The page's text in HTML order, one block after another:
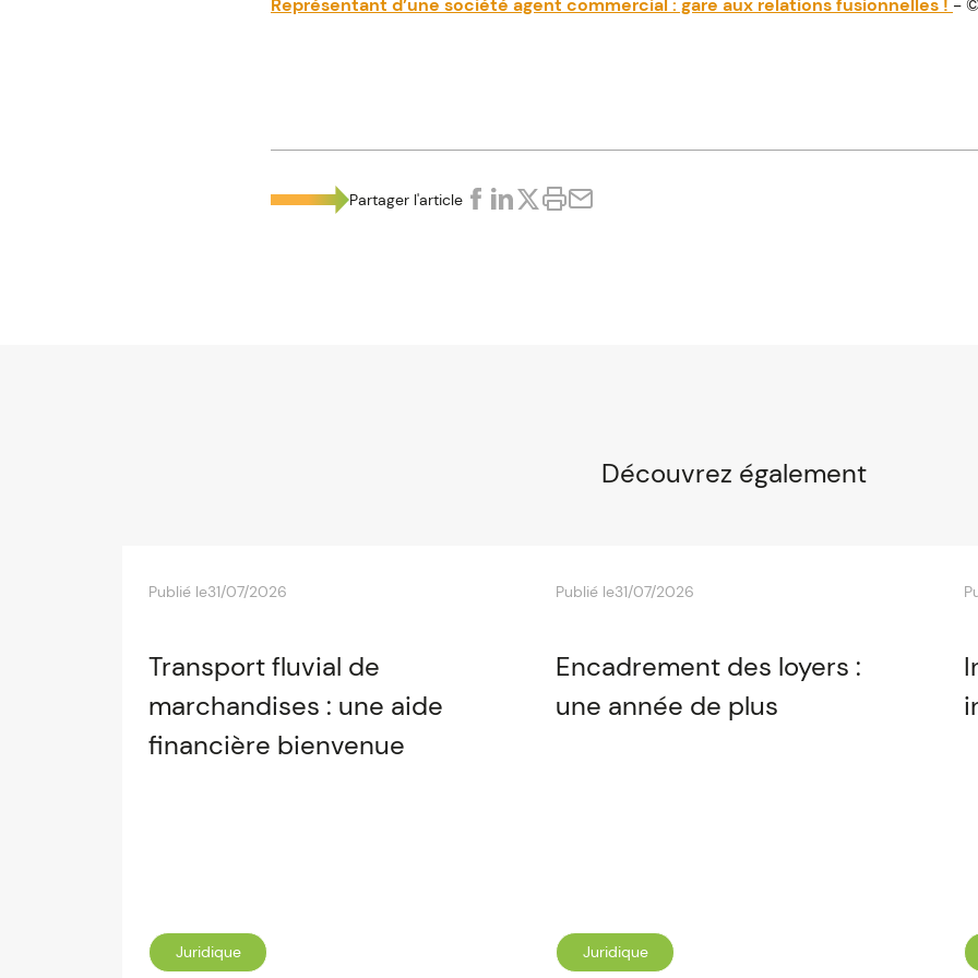
Représentant d’une société agent commercial : gare aux relations fusionnelles ! -
Partager l'article
Découvrez également
Publié le31/07/2026
Transport fluvial de
marchandises : une aide
financière bienvenue
Juridique
Publié le31/07/2026
Encadrement des loyers :
une année de plus
Juridique